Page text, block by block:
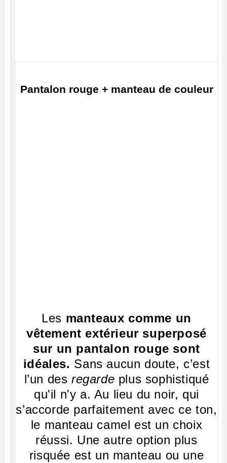
Pantalon rouge + manteau de couleur
Les manteaux comme un
vêtement extérieur superposé
sur un pantalon rouge sont
idéales. Sans aucun doute, c’est
l’un des regarde plus sophistiqué
qu'il n'y a. Au lieu du noir, qui
s’accorde parfaitement avec ce ton,
le manteau camel est un choix
réussi. Une autre option plus
risquée est un manteau ou une